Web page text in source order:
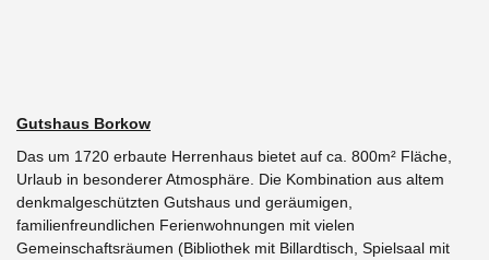
Gutshaus Borkow
Das um 1720 erbaute Herrenhaus bietet auf ca. 800m² Fläche,
Urlaub in besonderer Atmosphäre. Die Kombination aus altem
denkmalgeschützten Gutshaus und geräumigen,
familienfreundlichen Ferienwohnungen mit vielen
Gemeinschaftsräumen (Bibliothek mit Billardtisch, Spielsaal mit